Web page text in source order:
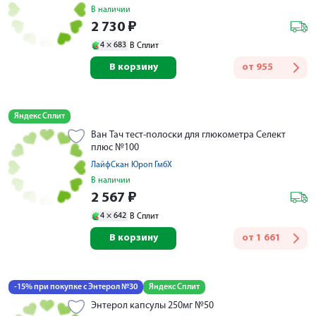
В наличии
2 730 ₽
4 × 683 В Сплит
от 955
В корзину
Яндекс Сплит
Ван Тач тест-полоски для глюкометра Селект
плюс №100
ЛайфСкан Юроп ГмбХ
В наличии
2 567 ₽
4 × 642 В Сплит
от 1 661
В корзину
-15% при покупке с Энтерол №30 Яндекс Сплит
Энтерол капсулы 250мг №50